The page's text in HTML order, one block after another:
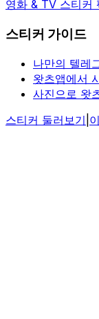
영화 & TV 스티커
스티커 가이드
나만의 텔레
왓츠앱에서
사진으로 왓
스티커 둘러보기